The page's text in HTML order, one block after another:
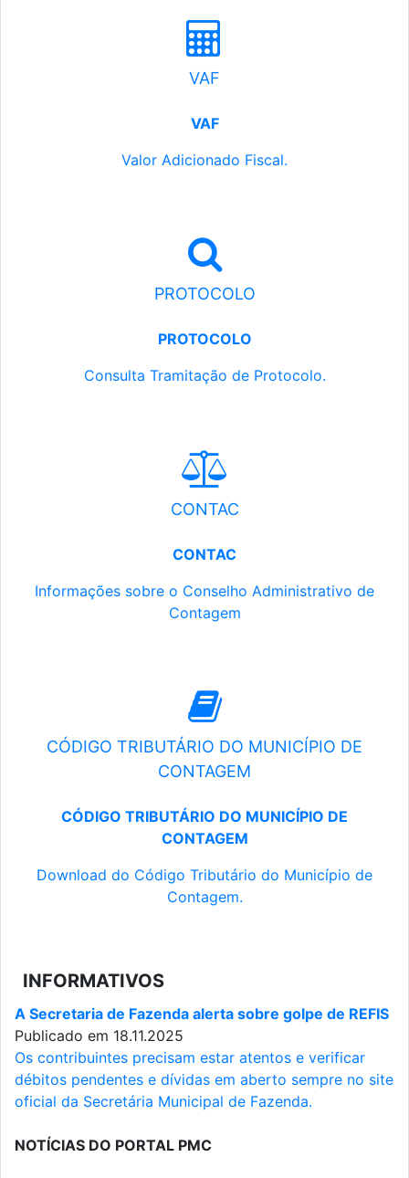
VAF
VAF
Valor Adicionado Fiscal.
PROTOCOLO
PROTOCOLO
Consulta Tramitação de Protocolo.
CONTAC
CONTAC
Informações sobre o Conselho Administrativo de
Contagem
CÓDIGO TRIBUTÁRIO DO MUNICÍPIO DE
CONTAGEM
CÓDIGO TRIBUTÁRIO DO MUNICÍPIO DE
CONTAGEM
Download do Código Tributário do Município de
Contagem.
INFORMATIVOS
A Secretaria de Fazenda alerta sobre golpe de REFIS
Publicado em 18.11.2025
Os contribuintes precisam estar atentos e verificar
débitos pendentes e dívidas em aberto sempre no site
oficial da Secretária Municipal de Fazenda.
NOTÍCIAS DO PORTAL PMC